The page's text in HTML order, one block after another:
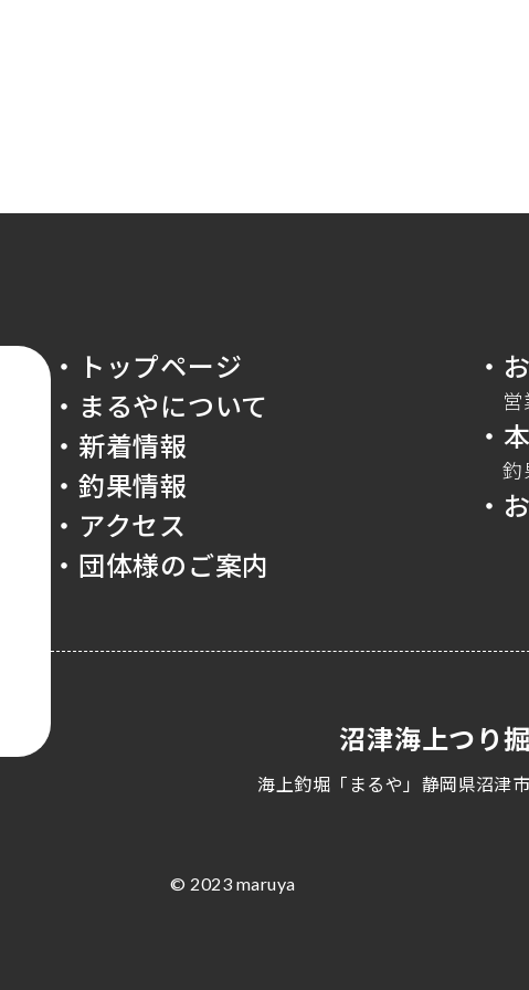
・トップページ
・まるやについて
・新着情報
・釣果情報
・アクセス
・団体様のご案内
・
・
釣
・
沼津海上つり
海上釣堀「まるや」静岡県沼津
© 2023 maruya